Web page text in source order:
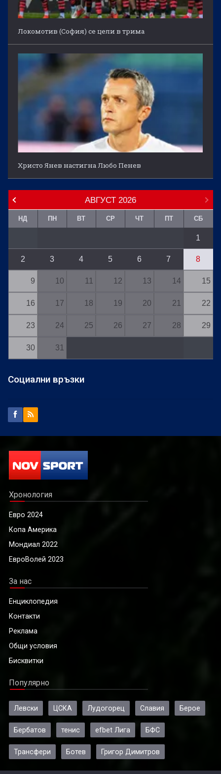
Локомотив (София) се цели в трима
Христо Янев настигна Любо Пенев
АВГУСТ 2026
НД ПН ВТ СР ЧТ ПТ СБ
1
2 3 4 5 6 7 8
9 10 11 12 13 14 15
16 17 18 19 20 21 22
23 24 25 26 27 28 29
30 31
Социални връзки
Хронология
Евро 2024
Копа Америка
Мондиал 2022
ЕвроВолей 2023
За нас
Енциклопедия
Контакти
Реклама
Общи условия
Бисквитки
Популярно
Левски ЦСКА Лудогорец Славия Берое
Бербатов тенис efbet Лига БФС
Трансфери Ботев Григор Димитров